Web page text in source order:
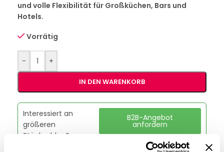
und volle Flexibilität für Großküchen, Bars und
Hotels.
Vorrätig
- +
IN DEN WARENKORB
Interessiert an
größeren
Stückzahlen?
B2B-Angebot
anfordern